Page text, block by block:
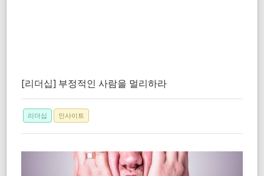
[리더십] 부정적인 사람을 멀리하라
리더십 인사이트